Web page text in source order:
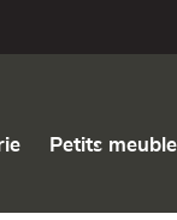
Petits